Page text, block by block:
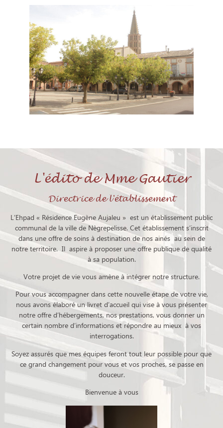
L'édito de Mme Gautier
Directrice de l'établissement
L’Ehpad « Résidence Eugène Aujaleu » est un établissement public
communal de la ville de Nègrepelisse. Cet établissement s’inscrit
dans une offre de soins à destination de nos ainés au sein de
notre territoire. Il aspire à proposer une offre publique de qualité
à sa population.
Votre projet de vie vous amène à intégrer notre structure.
Pour vous accompagner dans cette nouvelle étape de votre vie,
nous avons élaboré un livret d’accueil qui vise à vous présenter
notre offre d’hébergements, nos prestations, vous donner un
certain nombre d’informations et répondre au mieux à vos
interrogations.
Soyez assurés que mes équipes feront tout leur possible pour que
ce grand changement pour vous et vos proches, se passe en
douceur.
Bienvenue à vous